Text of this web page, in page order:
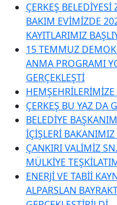
ÇERKEŞ
BAKIM EVİMİZDE
KAYITLARIMIZ
15 TEMMUZ
ANMA PROGRAMI
GERÇEKLEŞTİ
ÇERKEŞ BU YAZ DA
BELEDİYE
İÇİŞLERİ BAKANIMIZ
ÇANKIRI VALİMİZ
MÜLKİYE
ENERJİ VE TABİİ
ALPARSLAN